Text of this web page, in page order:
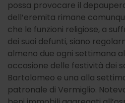
possa provocare il
dell’eremita rimane
che le funzioni religiose, a
dei suoi defunti, siano
almeno due ogni settimana
occasione delle festività dei
Bartolomeo e una alla
patronale di Vermiglio.